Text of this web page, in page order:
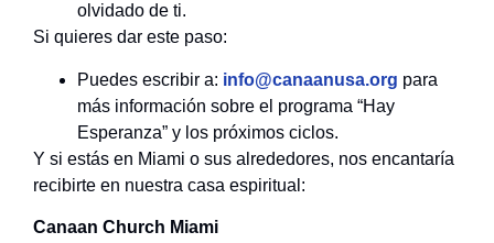
olvidado de ti.
Si quieres dar este paso:
Puedes escribir a: info@canaanusa.org para
más información sobre el programa “Hay
Esperanza” y los próximos ciclos.
Y si estás en Miami o sus alrededores, nos encantaría
recibirte en nuestra casa espiritual:
Canaan Church Miami